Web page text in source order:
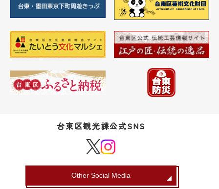
台東区観光課公式SNS
Other Social Media